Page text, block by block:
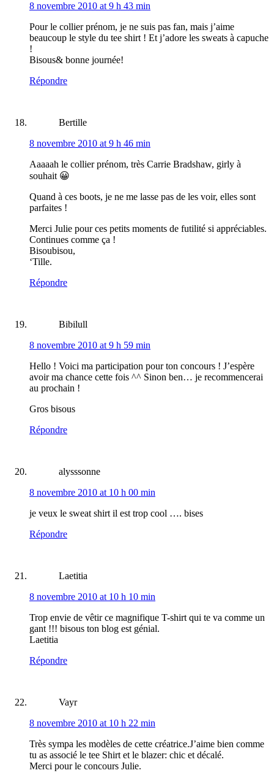
8 novembre 2010 at 9 h 43 min
Pour le collier prénom, je ne suis pas fan, mais j’aime
beaucoup le style du tee shirt ! Et j’adore les sweats à capuche
!
Bisous& bonne journée!
Répondre
Bertille
8 novembre 2010 at 9 h 46 min
Aaaaah le collier prénom, très Carrie Bradshaw, girly à
souhait 😀
Quand à ces boots, je ne me lasse pas de les voir, elles sont
parfaites !
Merci Julie pour ces petits moments de futilité si appréciables.
Continues comme ça !
Bisoubisou,
‘Tille.
Répondre
Bibilull
8 novembre 2010 at 9 h 59 min
Hello ! Voici ma participation pour ton concours ! J’espère
avoir ma chance cette fois ^^ Sinon ben… je recommencerai
au prochain !
Gros bisous
Répondre
alysssonne
8 novembre 2010 at 10 h 00 min
je veux le sweat shirt il est trop cool …. bises
Répondre
Laetitia
8 novembre 2010 at 10 h 10 min
Trop envie de vêtir ce magnifique T-shirt qui te va comme un
gant !!! bisous ton blog est génial.
Laetitia
Répondre
Vayr
8 novembre 2010 at 10 h 22 min
Très sympa les modèles de cette créatrice.J’aime bien comme
tu as associé le tee Shirt et le blazer: chic et décalé.
Merci pour le concours Julie.